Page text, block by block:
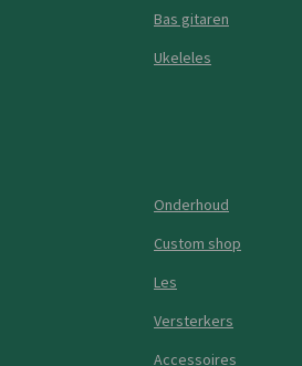
Bas gitaren
Ukeleles
Onderhoud
Custom shop
Les
Versterkers
Accessoires